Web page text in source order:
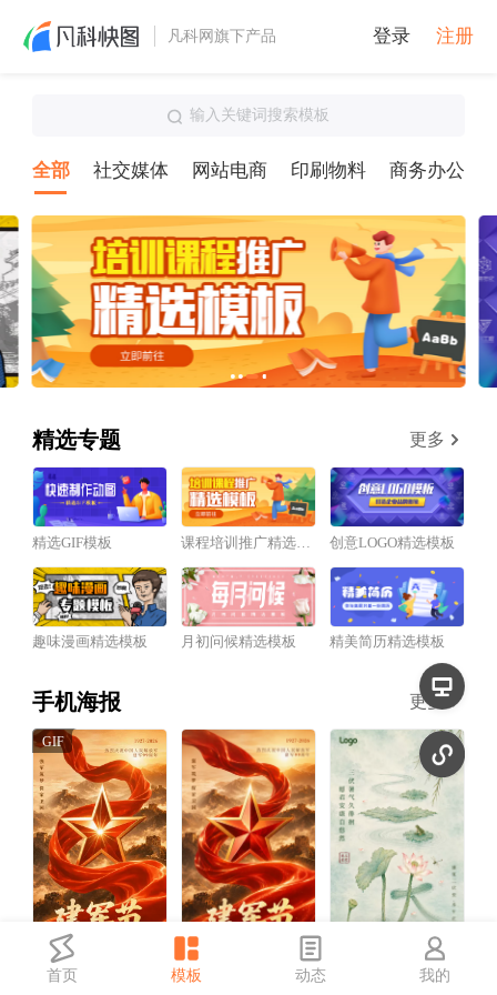
凡科网旗下产品 登录 注册
输入关键词搜索模板
全部 社交媒体 网站电商 印刷物料 商务办公
精选专题 更多
精选GIF模板 课程培训推广精选模板 创意LOGO精选模板
趣味漫画精选模板 月初问候精选模板 精美简历精选模板
手机海报 更多
红金风建军节祝福宣传手机海报 中国风三伏天祝福宣传手机海报
首页 模板 动态 我的